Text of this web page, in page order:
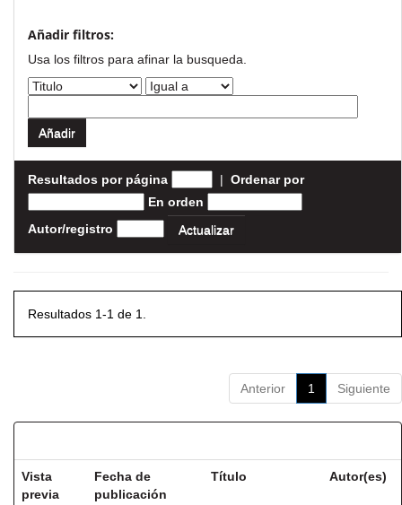
Añadir filtros:
Usa los filtros para afinar la busqueda.
Resultados por página | Ordenar por
En orden
Autor/registro
Resultados 1-1 de 1.
Anterior 1 Siguiente
Vista
previa
Fecha de
publicación
Título Autor(es)